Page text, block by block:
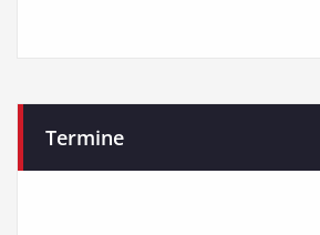
Termine